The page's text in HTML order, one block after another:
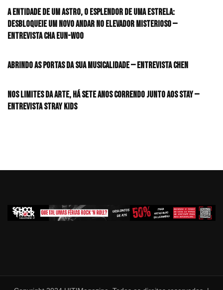
A entidade de um astro, o esplendor de uma estrela:
desbloqueie um novo andar no elevador misterioso —
Entrevista CHA EUN-WOO
Abrindo as portas da sua musicalidade — Entrevista CHEN
Nos limites da arte, há sete anos correndo junto aos STAY —
Entrevista Stray Kids